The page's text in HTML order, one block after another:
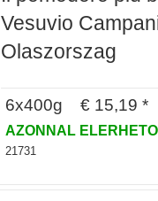
Vesuvio
Olaszorszag
6x400g € 15,19 *
AZONNAL ELERHETO
21731